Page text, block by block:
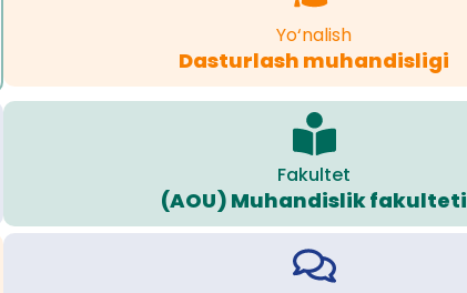
Yo‘nalish
Dasturlash muhandisligi
Fakultet
(AOU) Muhandislik fakulteti